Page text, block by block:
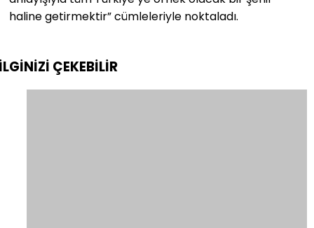
haline getirmektir” cümleleriyle noktaladı.
ÇEKEBİLİR